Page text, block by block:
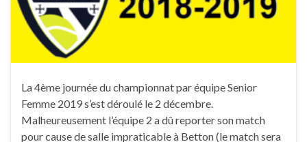
La 4ème journée du championnat par équipe Senior
Femme 2019 s’est déroulé le 2 décembre.
Malheureusement l’équipe 2 a dû reporter son match
pour cause de salle impraticable à Betton (le match sera